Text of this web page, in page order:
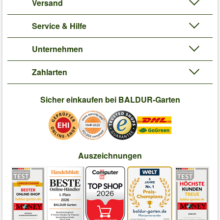
Versand
Service & Hilfe
Unternehmen
Zahlarten
Sicher einkaufen bei BALDUR-Garten
Auszeichnungen